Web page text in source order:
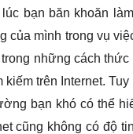
bạn băn khoăn
mình trong vụ
những cách
trên Internet.
bạn khó có thể
cũng không có độ